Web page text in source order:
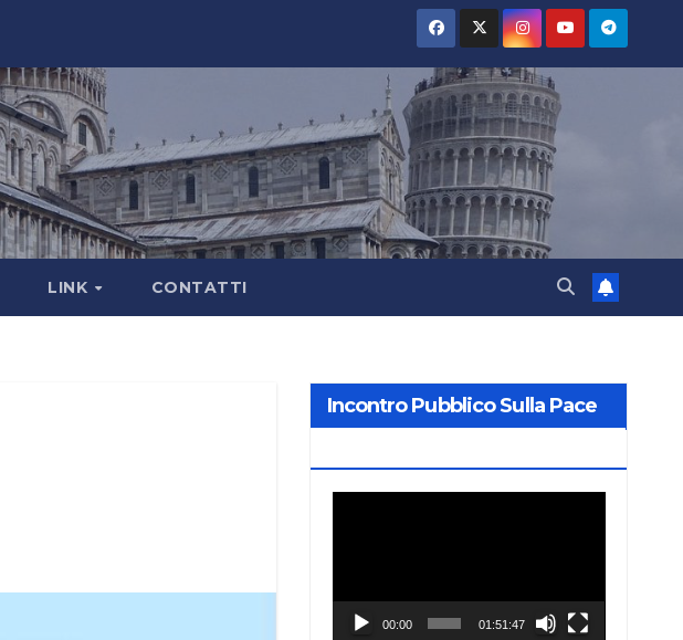
LINK CONTATTI
Incontro Pubblico Sulla Pace
00:00 01:51:47